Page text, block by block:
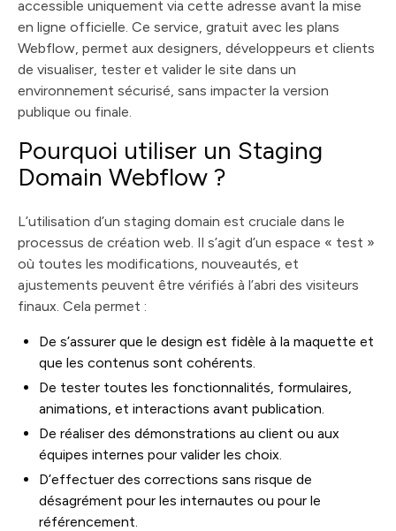
accessible uniquement via cette adresse avant la mise
en ligne officielle. Ce service, gratuit avec les plans
Webflow, permet aux designers, développeurs et clients
de visualiser, tester et valider le site dans un
environnement sécurisé, sans impacter la version
publique ou finale.
Pourquoi utiliser un Staging
Domain Webflow ?
L’utilisation d’un staging domain est cruciale dans le
processus de création web. Il s’agit d’un espace « test »
où toutes les modifications, nouveautés, et
ajustements peuvent être vérifiés à l’abri des visiteurs
finaux. Cela permet :
De s’assurer que le design est fidèle à la maquette et
que les contenus sont cohérents.
De tester toutes les fonctionnalités, formulaires,
animations, et interactions avant publication.
De réaliser des démonstrations au client ou aux
équipes internes pour valider les choix.
D’effectuer des corrections sans risque de
désagrément pour les internautes ou pour le
référencement.